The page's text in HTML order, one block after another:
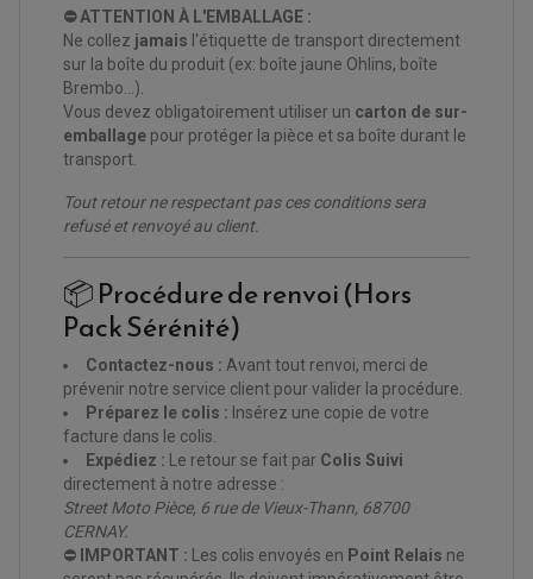
DÉMARREUR
ECLAIRAGE MOTO
FEUX ADDITIONNELS
KIT RECONDITIONNEMENT DEMARREUR
POMPE A ESSENCE
REDRESSEUR / REGULATEUR
STATOR
ENTRETIEN MOTO
ATELIER, PADDOCK, STAND
ANTIPARASITE NGK
BOUGIE NGK
FILTRE ET ACCESSOIRE ESSENCE
OUTILLAGE
PRODUIT D'ENTRETIEN
FREINAGE
DISQUE DE FREIN AVANT
ACCESSOIRE + VISSERIE FREINAGE
DISQUE DE FREIN ARRIERE
PLAQUETTE DE FREIN AVANT
PLAQUETTE DE FREIN ARRIERE
MAÎTRE CYLINDRE
RADIATEUR
DURITE RADIATEUR
⛔ ATTENTION À L'EMBALLAGE :
Ne collez jamais l'étiquette de transport directement
sur la boîte du produit (ex: boîte jaune Ohlins, boîte
Brembo...).
Vous devez obligatoirement utiliser un carton de sur-
emballage pour protéger la pièce et sa boîte durant le
transport.
Tout retour ne respectant pas ces conditions sera
refusé et renvoyé au client.
📦 Procédure de renvoi (Hors
Pack Sérénité)
Contactez-nous : Avant tout renvoi, merci de
prévenir notre service client pour valider la procédure.
Préparez le colis : Insérez une copie de votre
facture dans le colis.
Expédiez : Le retour se fait par Colis Suivi
directement à notre adresse :
Street Moto Pièce, 6 rue de Vieux-Thann, 68700
CERNAY.
⛔
IMPORTANT : Les colis envoyés en Point Relais ne